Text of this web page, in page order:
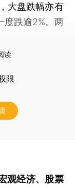
大盘跌幅亦有
度跌逾2%。两
读
限
观经济、股票